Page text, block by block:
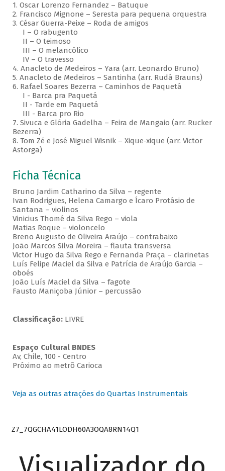
1. Oscar Lorenzo Fernandez – Batuque
2. Francisco Mignone – Seresta para pequena orquestra
3. César Guerra-Peixe – Roda de amigos
I – O rabugento
II – O teimoso
III – O melancólico
IV – O travesso
4. Anacleto de Medeiros – Yara (arr. Leonardo Bruno)
5. Anacleto de Medeiros – Santinha (arr. Rudá Brauns)
6. Rafael Soares Bezerra – Caminhos de Paquetá
I - Barca pra Paquetá
II - Tarde em Paquetá
III - Barca pro Rio
7. Sivuca e Glória Gadelha – Feira de Mangaio (arr. Rucker
Bezerra)
8. Tom Zé e José Miguel Wisnik – Xique-xique (arr. Victor
Astorga)
Ficha Técnica
Bruno Jardim Catharino da Silva – regente
Ivan Rodrigues, Helena Camargo e Ícaro Protásio de
Santana – violinos
Vinicius Thomé da Silva Rego – viola
Matias Roque – violoncelo
Breno Augusto de Oliveira Araújo – contrabaixo
João Marcos Silva Moreira – flauta transversa
Victor Hugo da Silva Rego e Fernanda Praça – clarinetas
Luís Felipe Maciel da Silva e Patrícia de Araújo Garcia –
oboés
João Luís Maciel da Silva – fagote
Fausto Maniçoba Júnior – percussão
Classificação: LIVRE
Espaço Cultural BNDES
Av, Chile, 100 - Centro
Próximo ao metrô Carioca
Veja as outras atrações do Quartas Instrumentais
Z7_7QGCHA41LODH60A3OQA8RN14Q1